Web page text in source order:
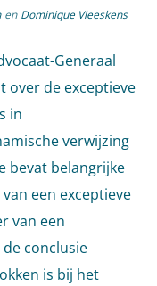
en Dominique Vleeskens
Generaal
over de exceptieve
in
verwijzing
bevat belangrijke
een exceptieve
van een
conclusie
is bij het